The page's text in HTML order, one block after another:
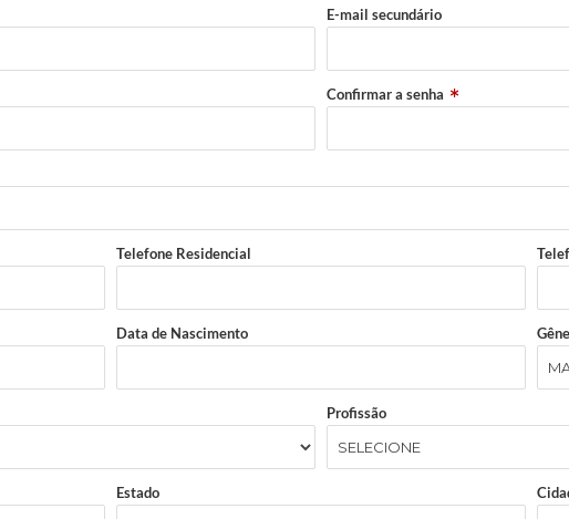
E-mail secundário
Confirmar a senha
Telefone Residencial
Data de Nascimento
Profissão
Estado